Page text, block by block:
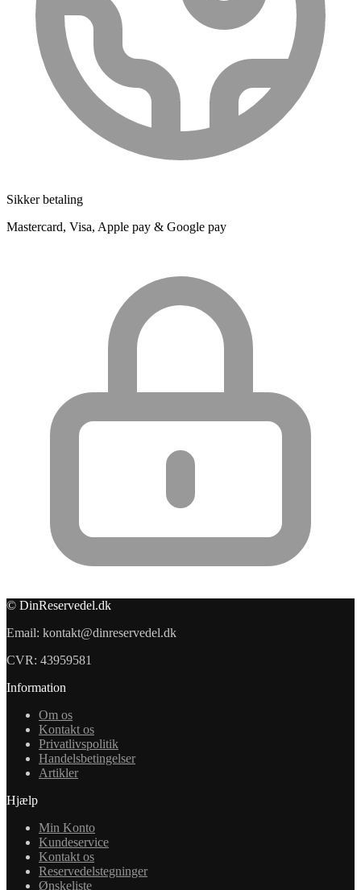
Sikker betaling
Mastercard, Visa, Apple pay & Google pay
© DinReservedel.dk
Email: kontakt@dinreservedel.dk
CVR: 43959581
Information
Om os
Kontakt os
Privatlivspolitik
Handelsbetingelser
Artikler
Hjælp
Min Konto
Kundeservice
Kontakt os
Reservedelstegninger
Ønskeliste